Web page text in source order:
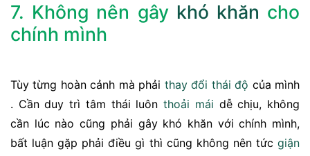
7. Không nên gây khó khăn cho
chính mình
Tùy từng hoàn cảnh mà phải thay đổi thái độ của mình
. Cần duy trì tâm thái luônthoải mái dễ chịu, không
cần lúc nào cũng phải gây khó khăn với chính mình,
bất luận gặp phải điều gì thì cũng không nên tức giận